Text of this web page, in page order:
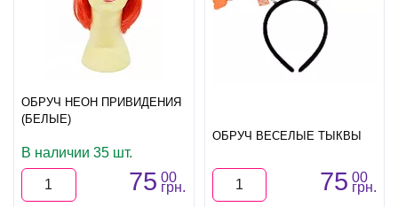
ОБРУЧ НЕОН ПРИВИДЕНИЯ
(БЕЛЫЕ)
В наличии 35 шт.
75 00
грн.
ОБРУЧ ВЕСЕЛЫЕ ТЫКВЫ
75 00
грн.